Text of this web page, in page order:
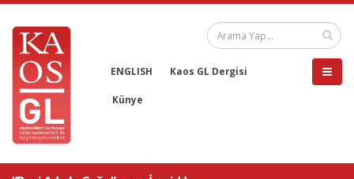
ENGLISH Kaos GL Dergisi
Künye